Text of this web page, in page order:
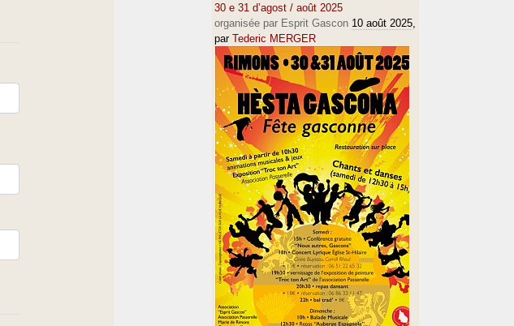
30 e 31 d’agost / août 2025
organisée par Esprit Gascon 10 août 2025,
par Tederic MERGER